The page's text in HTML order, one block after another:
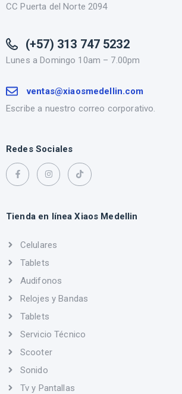
CC Puerta del Norte 2094
(+57) 313 747 5232
Lunes a Domingo 10am – 7.00pm
ventas@xiaosmedellin.com
Escribe a nuestro correo corporativo.
Redes Sociales
Tienda en línea Xiaos Medellin
Celulares
Tablets
Audifonos
Relojes y Bandas
Tablets
Servicio Técnico
Scooter
Sonido
Tv y Pantallas